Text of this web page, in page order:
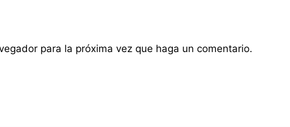
para la próxima vez que haga un comentario.